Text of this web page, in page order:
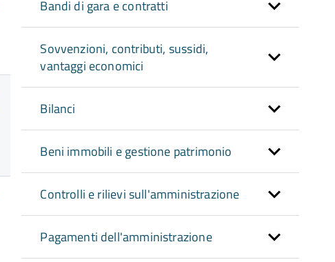
Bandi di gara e contratti
Sovvenzioni, contributi, sussidi,
vantaggi economici
Bilanci
Beni immobili e gestione patrimonio
Controlli e rilievi sull'amministrazione
Pagamenti dell'amministrazione